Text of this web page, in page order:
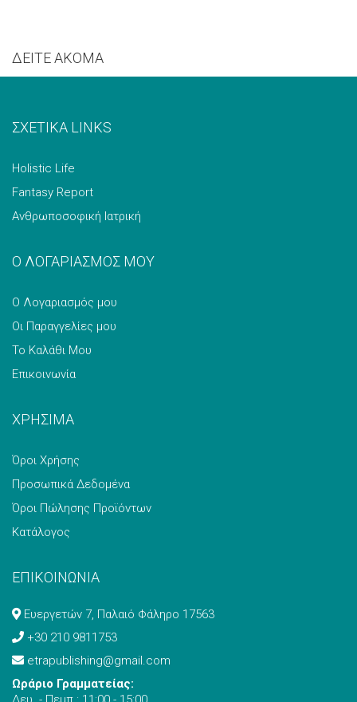
ΔΕΙΤΕ ΑΚΟΜΑ
ΣΧΕΤΙΚΑ LINKS
Holistic Life
Fantasy Report
Ανθρωποσοφική Ιατρική
Ο ΛΟΓΑΡΙΑΣΜΟΣ ΜΟΥ
Ο Λογαριασμός μου
Οι Παραγγελίες μου
Το Καλάθι Μου
Επικοινωνία
ΧΡΗΣΙΜΑ
Όροι Χρήσης
Προσωπικά Δεδομένα
Όροι Πώλησης Προϊόντων
Κατάλογος
ΕΠΙΚΟΙΝΩΝΙΑ
Ευεργετών 7, Παλαιό Φάληρο 17563
+30 210 9811753
etrapublishing@gmail.com
Ωράριο Γραμματείας: